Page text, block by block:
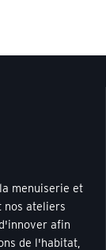
menuiserie et
nos ateliers
afin
de l'habitat,